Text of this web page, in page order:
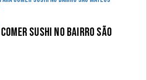
sushi no bairro São